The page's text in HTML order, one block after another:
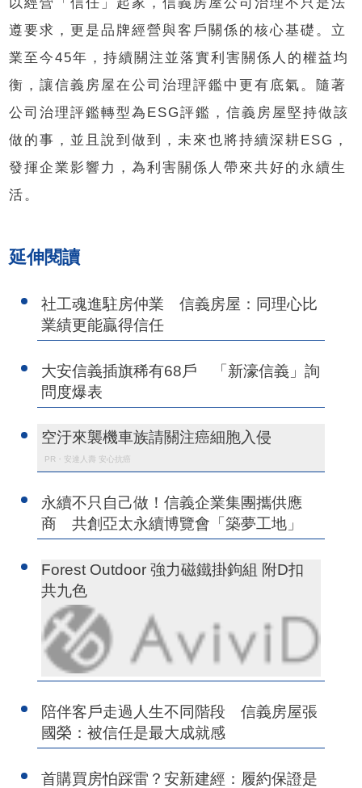
遵要求，更是品牌經營與客戶關係的核心基礎。立
業至今45年，持續關注並落實利害關係人的權益均
衡，讓信義房屋在公司治理評鑑中更有底氣。隨著
公司治理評鑑轉型為ESG評鑑，信義房屋堅持做該
做的事，並且說到做到，未來也將持續深耕ESG，
發揮企業影響力，為利害關係人帶來共好的永續生
活。
延伸閱讀
社工魂進駐房仲業 信義房屋：同理心比
業績更能贏得信任
大安信義插旗稀有68戶 「新濠信義」詢
問度爆表
空汙來襲機車族請關注癌細胞入侵
PR・安達人壽 安心抗癌
永續不只自己做！信義企業集團攜供應
商 共創亞太永續博覽會「築夢工地」
Forest Outdoor 強力磁鐵掛鉤組 附D扣
共九色
陪伴客戶走過人生不同階段 信義房屋張
國榮：被信任是最大成就感
首購買房怕踩雷？安新建經：履約保證是